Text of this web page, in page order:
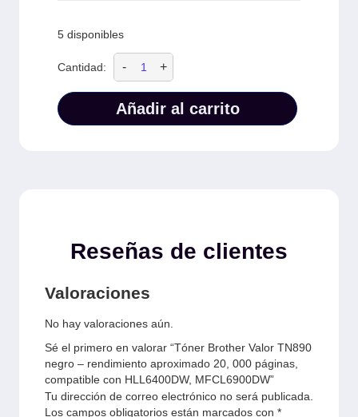
5 disponibles
Cantidad: - +
Añadir al carrito
Reseñas de clientes
Valoraciones
No hay valoraciones aún.
Sé el primero en valorar “Tóner Brother Valor TN890
negro – rendimiento aproximado 20, 000 páginas,
compatible con HLL6400DW, MFCL6900DW”
Tu dirección de correo electrónico no será publicada.
Los campos obligatorios están marcados con *